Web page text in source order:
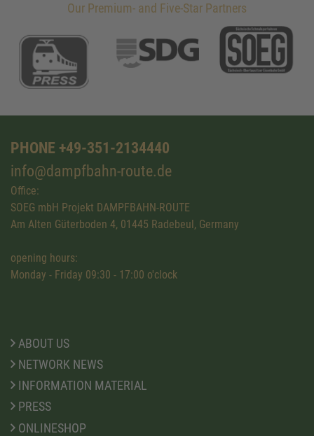
Our Premium- and Five-Star Partners
PHONE +49-351-2134440
info@dampfbahn-route.de
Office:
SOEG mbH Projekt DAMPFBAHN-ROUTE
Am Alten Güterboden 4, 01445 Radebeul, Germany
opening hours:
Monday - Friday 09:30 - 17:00 o'clock
ABOUT US
NETWORK NEWS
INFORMATION MATERIAL
PRESS
ONLINESHOP